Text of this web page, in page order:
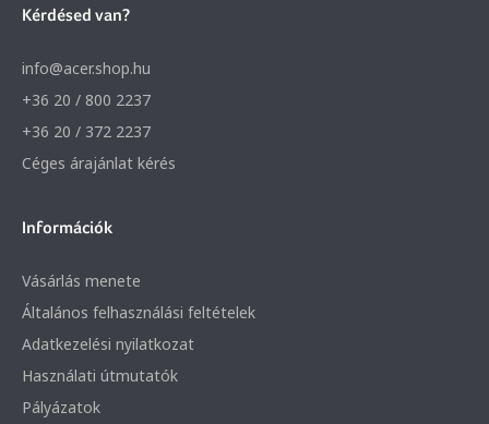
Kérdésed van?
info@acer.shop.hu
+36 20 / 800 2237
+36 20 / 372 2237
Céges árajánlat kérés
Információk
Vásárlás menete
Általános felhasználási feltételek
Adatkezelési nyilatkozat
Használati útmutatók
Pályázatok